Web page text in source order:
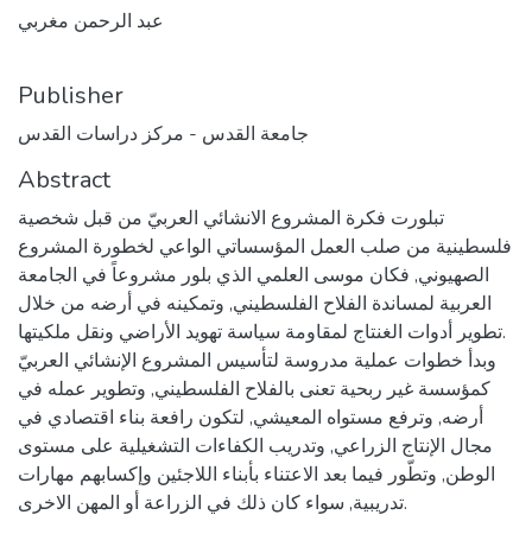
عبد الرحمن مغربي
Publisher
جامعة القدس - مركز دراسات القدس
Abstract
تبلورت فكرة المشروع الانشائي العربيّ من قبل شخصية
فلسطينية من صلب العمل المؤسساتي الواعي لخطورة المشروع
الصهيوني, فكان موسى العلمي الذي بلور مشروعاً في الجامعة
العربية لمساندة الفلاح الفلسطيني, وتمكينه في أرضه من خلال
تطوير أدوات الغنتاج لمقاومة سياسة تهويد الأراضي ونقل ملكيتها.
وبدأ خطوات عملية مدروسة لتأسيس المشروع الإنشائي العربيّ
كمؤسسة غير ربحية تعنى بالفلاح الفلسطيني, وتطوير عمله في
أرضه, وترفع مستواه المعيشي, لتكون رافعة بناء اقتصادي في
مجال الإنتاج الزراعي, وتدريب الكفاءات التشغيلية على مستوى
الوطن, وتطّور فيما بعد الاعتناء بأبناء اللاجئين وإكسابهم مهارات
تدريبية, سواء كان ذلك في الزراعة أو المهن الاخرى.